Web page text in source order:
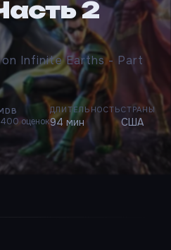
2
Infinite Earths - Part
оценок
ДЛИТЕЛЬНОСТЬ
94 мин
СТРАНЫ
США